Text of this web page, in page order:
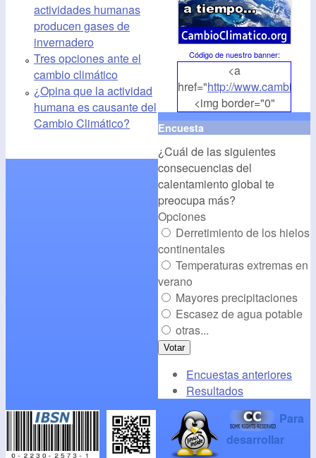
actividades humanas
producen gases de
invernadero
Tres opciones ante el
cambio climático
¿Opina que la actividad
humana es causante del
Cambio Climático?
Código de nuestro banner:
<a
href="http://
<img border="0"
align="middle"
src="http://
alt="CambioClimatico.org"
/></a>
Encuesta
¿Cuál de las siguientes
consecuencias del
calentamiento global te
preocupa más?
Opciones
Derretimiento de los hielos
continentales
Temperaturas extremas en
verano
Mayores precipitaciones
Escasez de agua potable
otras...
Encuestas anteriores
Resultados
Para
desarrollar